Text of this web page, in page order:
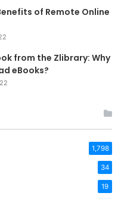
of Remote Online
from the Zlibrary: Why
eBooks?
1,798
34
19